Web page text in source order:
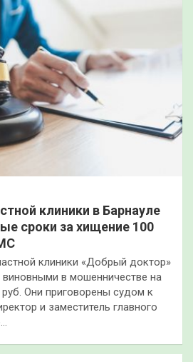
клиники в Барнауле
сроки за хищение 100
клиники «Добрый доктор»
виновными в мошенничестве на
Они приговорены судом к
и заместитель главного